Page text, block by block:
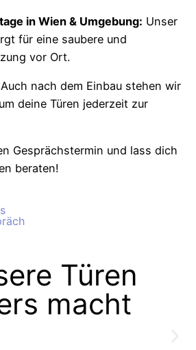
in Wien & Umgebung: Unser
für eine saubere und
vor Ort.
Auch nach dem Einbau stehen wir
deine Türen jederzeit zur
Gesprächstermin und lass dich
beraten!
Türen
macht